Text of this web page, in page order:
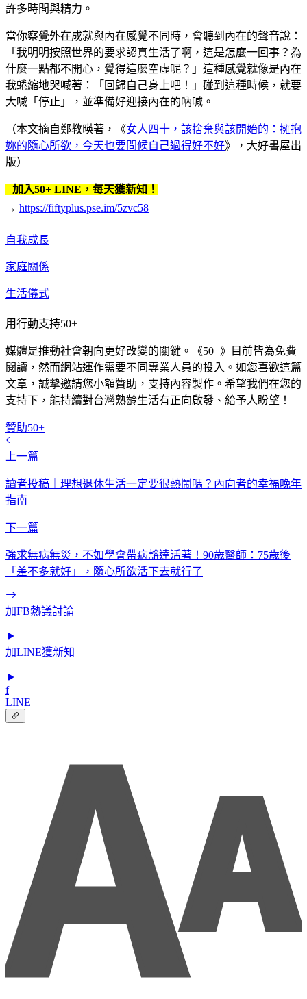
許多時間與精力。
當你察覺外在成就與內在感覺不同時，會聽到內在的聲音說：
「我明明按照世界的要求認真生活了啊，這是怎麼一回事？為
什麼一點都不開心，覺得這麼空虛呢？」這種感覺就像是內在
我蜷縮地哭喊著：「回歸自己身上吧！」碰到這種時候，就要
大喊「停止」，並準備好迎接內在的吶喊。
（本文摘自鄭教暎著，《女人四十，該捨棄與該開始的：擁抱
妳的隨心所欲，今天也要問候自己過得好不好》，大好書屋出
版）
加入50+ LINE，每天獲新知！
→ https://fiftyplus.pse.im/5zvc58
自我成長
家庭關係
生活儀式
用行動支持50+
媒體是推動社會朝向更好改變的關鍵。《50+》目前皆為免費
閱讀，然而網站運作需要不同專業人員的投入。如您喜歡這篇
文章，誠摯邀請您小額贊助，支持內容製作。希望我們在您的
支持下，能持續對台灣熟齡生活有正向啟發、給予人盼望！
贊助50+
上一篇
讀者投稿｜理想退休生活一定要很熱鬧嗎？內向者的幸福晚年
指南
下一篇
強求無病無災，不如學會帶病豁達活著！90歲醫師：75歲後
「差不多就好」，隨心所欲活下去就行了
加FB熱議討論
加LINE獲新知
f
LINE